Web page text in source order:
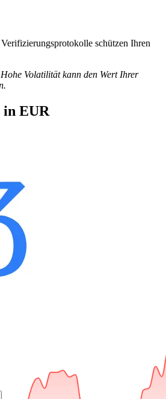
schützen Ihren
Volatilität kann den Wert Ihrer
in EUR